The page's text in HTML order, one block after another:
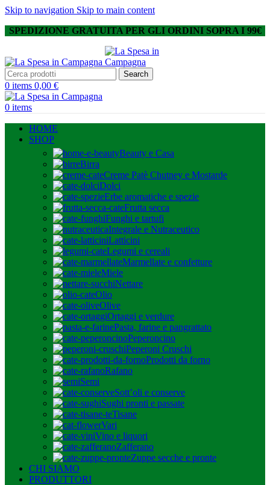
Skip to navigation Skip to main content
SPEDIZIONE GRATUITA PER GLI ORDINI SOPRA I 99€
Search
0 items 0,00 €
0 items
HOME
SHOP
Beauty e Casa
Birra
Creme Patè Chutney e Mostarde
Dolci
Erbe aromatiche e spezie
Frutta secca
Funghi e tartufi
Integrale e Nutraceutico
Latticini
Legumi e cereali
Marmellate e confetture
Miele
Nettare
Olio
Olive
Ortaggi e verdure
Pasta, farine e pangrattato
Peperoncino
Peperoni Cruschi
Prodotti da forno
Rafano
Semi
Sott’oli e conserve
Sughi pronti e passate
Tisane
Vari
Vino e liquori
Zafferano
Zuppe secche e pronte
CHI SIAMO
PRODUTTORI